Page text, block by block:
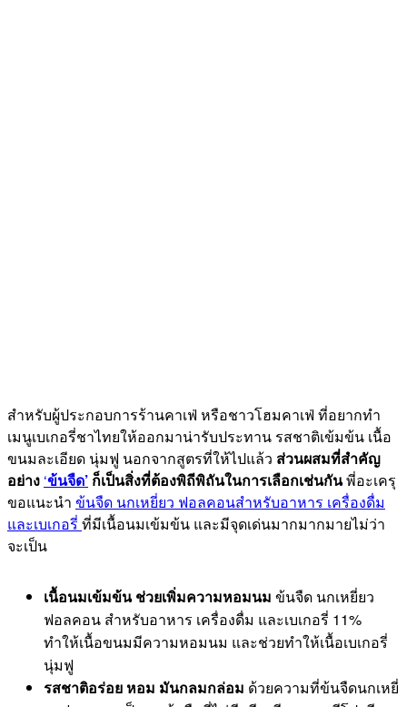
สำหรับผู้ประกอบการร้านคาเฟ่ หรือชาวโฮมคาเฟ่ ที่อยากทำ
เมนูเบเกอรี่ชาไทยให้ออกมาน่ารับประทาน รสชาติเข้มข้น เนื้อ
ขนมละเอียด นุ่มฟู นอกจากสูตรที่ให้ไปแล้ว ส่วนผสมที่สำคัญ
อย่าง ‘ข้นจืด’ ก็เป็นสิ่งที่ต้องพิถีพิถันในการเลือกเช่นกันพี่อะเครุ
ขอแนะนำ ข้นจืด นกเหยี่ยว ฟอลคอนสำหรับอาหาร เครื่องดื่ม
และเบเกอรี่ ที่มีเนื้อนมเข้มข้น และมีจุดเด่นมากมากมายไม่ว่า
จะเป็น
เนื้อนมเข้มข้น ช่วยเพิ่มความหอมนม ข้นจืด นกเหยี่ยว
ฟอลคอน สำหรับอาหาร เครื่องดื่ม และเบเกอรี่ 11%
ทำให้เนื้อขนมมีความหอมนม และช่วยทำให้เนื้อเบเกอรี่
นุ่มฟู
รสชาติอร่อย หอม มันกลมกล่อม ด้วยความที่ข้นจืดนกเหยี่